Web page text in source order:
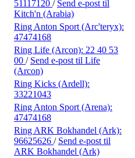
51117120 / Send e-post til
Kitch'n (Arabia)
Ring Anton Sport (Arc'teryx):
47474168
Ring Life (Arcon): 22 40 53
00 / Send e-post til Life
(Arcon)
Ring Kicks (Ardell):
33221043
Ring Anton Sport (Arena):
47474168
Ring ARK Bokhandel (Ark):
96625626 / Send e-post til
ARK Bokhandel (Ark)